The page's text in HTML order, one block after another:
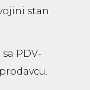
stan
PDV-